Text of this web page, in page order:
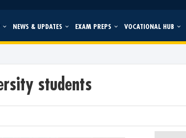
NEWS & UPDATES EXAM PREPS VOCATIONAL HUB
students